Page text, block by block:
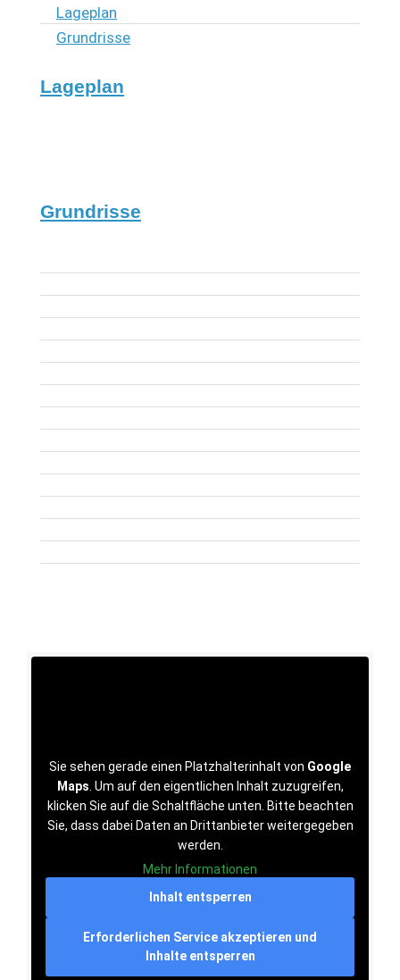
Lageplan
Grundrisse
Lageplan
Grundrisse
Sie sehen gerade einen Platzhalterinhalt von Google
Maps . Um auf den eigentlichen Inhalt zuzugreifen,
klicken Sie auf die Schaltfläche unten. Bitte beachten
Sie, dass dabei Daten an Drittanbieter weitergegeben
werden.
Mehr Informationen
Inhalt entsperren
Erforderlichen Service akzeptieren und
Inhalte entsperren